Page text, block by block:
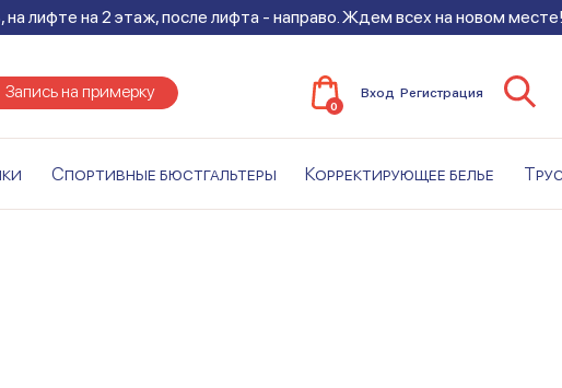
лифте на 2 этаж, после лифта - направо. Ждем всех на новом месте!
Запись на примерку
0
Вход Регистрация
Спортивные бюстгальтеры Корректирующее белье